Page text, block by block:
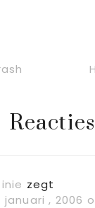
Reacties
zegt
januari , 2006